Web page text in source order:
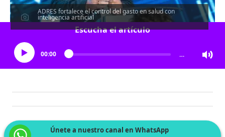
ADRES fortalece el control del gasto en salud con
inteligencia artificial
Escucha el artículo
00:00 …
Únete a nuestro canal en WhatsApp